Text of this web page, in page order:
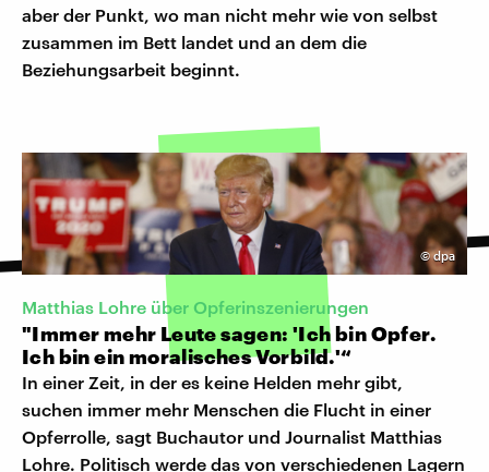
aber der Punkt, wo man nicht mehr wie von selbst
zusammen im Bett landet und an dem die
Beziehungsarbeit beginnt.
©dpa
Matthias Lohre über Opferinszenierungen
"Immer mehr Leute sagen: 'Ich bin Opfer.
Ich bin ein moralisches Vorbild.'“
In einer Zeit, in der es keine Helden mehr gibt,
suchen immer mehr Menschen die Flucht in einer
Opferrolle, sagt Buchautor und Journalist Matthias
Lohre. Politisch werde das von verschiedenen Lagern